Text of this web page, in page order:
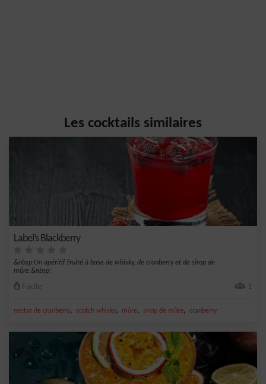
Les cocktails similaires
Label’s Blackberry
&nbsp;Un apéritif fruité à base de whisky, de cranberry et de sirop de
mûre.&nbsp;
Facile 1
nectar de cranberry, scotch whisky, mûre, sirop de mûre, cranberry